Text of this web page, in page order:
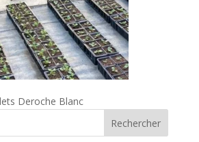
Deroche Blanc